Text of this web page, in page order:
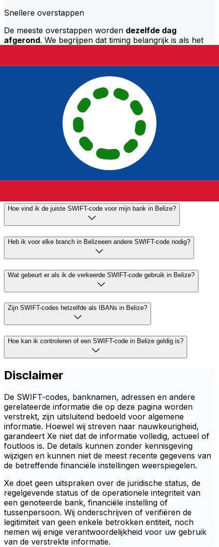
Snellere overstappen
De meeste overstappen worden dezelfde dag
afgerond. We begrijpen dat timing belangrijk is als het
Stuur sneller
Veelgestelde vragen
Wat is een SWIFT-code en waarom heb ik die nodig in Belize?
Een SWIFT-code—ook bekend als een BIC (Bank
Identifier Code)—is een internationale standaard voor
het identificeren van banken en financiële instellingen.
Je hebt de juiste SWIFT-code nodig in Belize om
internationale overboekingen nauwkeurig en veilig te
Hoe vind ik de juiste SWIFT-code voor mijn bank in Belize?
Heb ik voor elke branch in Belizeeen andere SWIFT-code nodig?
Wat gebeurt er als ik de verkeerde SWIFT-code gebruik in Belize?
Zijn SWIFT-codes hetzelfde als IBANs in Belize?
Hoe kan ik controleren of een SWIFT-code in Belize geldig is?
Disclaimer
De SWIFT-codes, banknamen, adressen en andere
gerelateerde informatie die op deze pagina worden
verstrekt, zijn uitsluitend bedoeld voor algemene
informatie. Hoewel wij streven naar nauwkeurigheid,
garandeert Xe niet dat de informatie volledig, actueel of
foutloos is. De details kunnen zonder kennisgeving
wijzigen en kunnen niet de meest recente gegevens van
de betreffende financiële instellingen weerspiegelen.
Xe doet geen uitspraken over de juridische status, de
regelgevende status of de operationele integriteit van
een genoteerde bank, financiële instelling of
tussenpersoon. Wij onderschrijven of verifiëren de
legitimiteit van geen enkele betrokken entiteit, noch
nemen wij enige verantwoordelijkheid voor uw gebruik
van de verstrekte informatie.